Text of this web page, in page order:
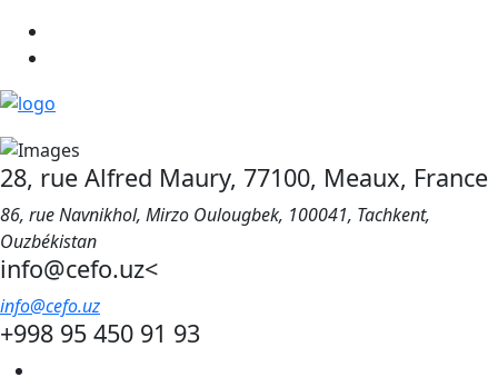
28, rue Alfred Maury, 77100, Meaux, France
86, rue Navnikhol, Mirzo Oulougbek, 100041, Tachkent,
Ouzbékistan
info@cefo.uz<
info@cefo.uz
+998 95 450 91 93